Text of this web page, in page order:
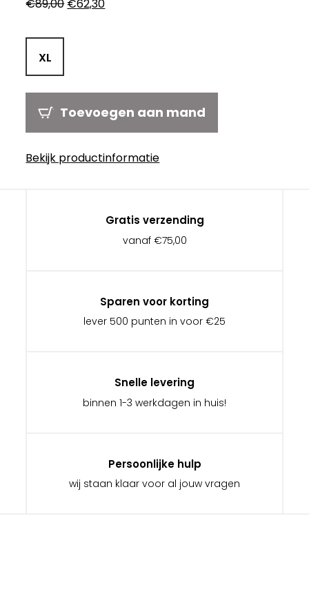
€89,00 €62,30
XL
Toevoegen aan mand
Bekijk productinformatie
Gratis verzending
vanaf €75,00
Sparen voor korting
lever 500 punten in voor €25
Snelle levering
binnen 1-3 werkdagen in huis!
Persoonlijke hulp
wij staan klaar voor al jouw vragen